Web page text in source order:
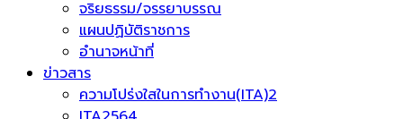
จริยธรรม/จรรยาบรรณ
แผนปฏิบัติราชการ
อำนาจหน้าที่
ข่าวสาร
ความโปร่งใสในการทำงาน(ITA)2